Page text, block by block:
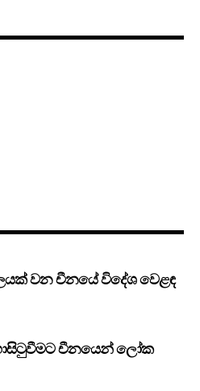
වන චීනයේ විදේශ වෙළඳ
චීනයෙන් ලෝක